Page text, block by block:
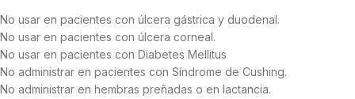
No usar en pacientes con úlcera gástrica y duodenal.
No usar en pacientes con úlcera corneal.
No usar en pacientes con Diabetes Mellitus
No administrar en pacientes con Síndrome de Cushing.
No administrar en hembras preñadas o en lactancia.